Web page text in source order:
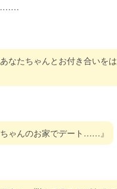
あなたちゃんとお付き合いを
ちゃんのお家でデート……』